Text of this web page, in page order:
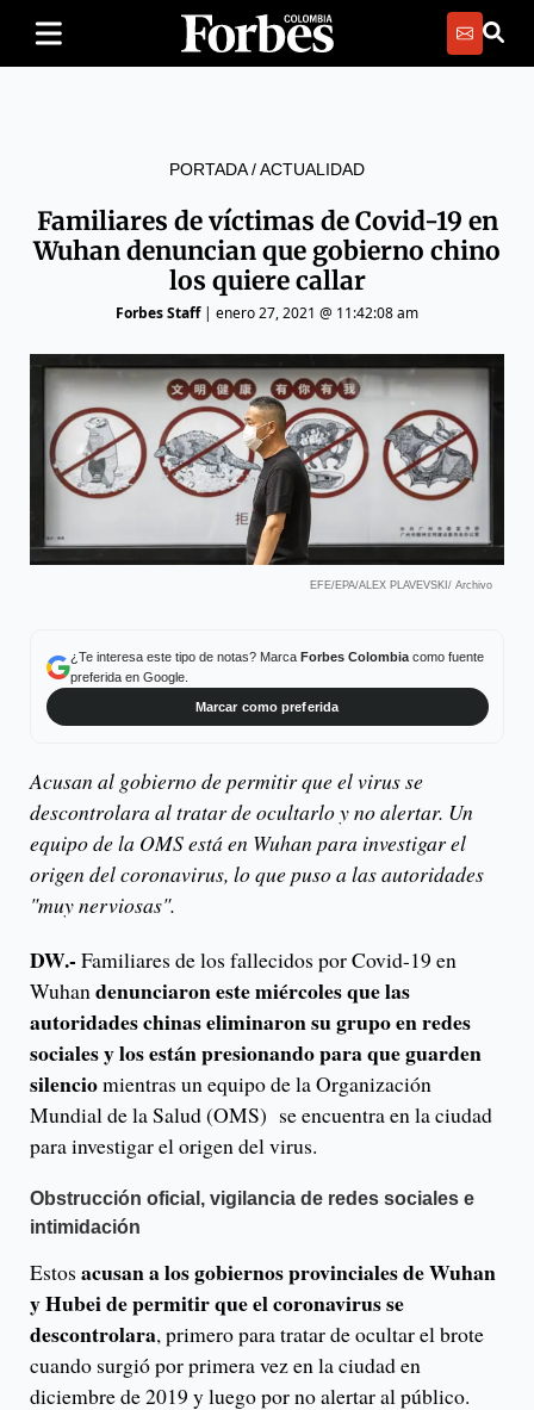
PORTADA/ACTUALIDAD
Familiares de víctimas de Covid-19 en
Wuhan denuncian que gobierno chino
los quiere callar
Forbes Staff| enero 27, 2021 @ 11:42:08 am
EFE/EPA/ALEX PLAVEVSKI/ Archivo
¿Te interesa este tipo de notas? Marca Forbes Colombiacomo fuente
preferida en Google.
Marcar como preferida
Acusan al gobierno de permitir que el virus se
descontrolara al tratar de ocultarlo y no alertar. Un
equipo de la OMS está en Wuhan para investigar el
origen del coronavirus, lo que puso a las autoridades
"muy nerviosas".
DW.- Familiares de los fallecidos por Covid-19 en
Wuhan denunciaron este miércoles que las
autoridades chinas eliminaron su grupo en redes
sociales y los están presionando para que guarden
silenciomientras un equipo de la Organización
Mundial de la Salud (OMS) se encuentra en la ciudad
para investigar el origen del virus.
Obstrucción oficial, vigilancia de redes sociales e
intimidación
Estos acusan a los gobiernos provinciales de Wuhan
y Hubei de permitir que el coronavirus se
descontrolara, primero para tratar de ocultar el brote
cuando surgió por primera vez en la ciudad en
diciembre de 2019 y luego por no alertar al público.